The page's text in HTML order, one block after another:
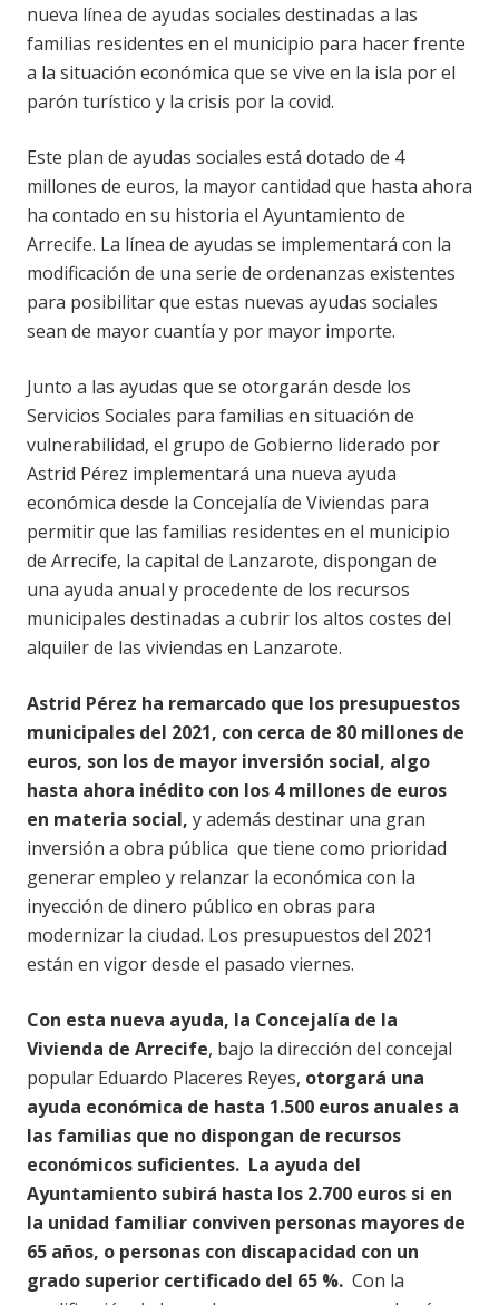
nueva línea de ayudas sociales destinadas a las
familias residentes en el municipio para hacer frente
a la situación económica que se vive en la isla por el
parón turístico y la crisis por la covid.
Este plan de ayudas sociales está dotado de 4
millones de euros, la mayor cantidad que hasta ahora
ha contado en su historia el Ayuntamiento de
Arrecife. La línea de ayudas se implementará con la
modificación de una serie de ordenanzas existentes
para posibilitar que estas nuevas ayudas sociales
sean de mayor cuantía y por mayor importe.
Junto a las ayudas que se otorgarán desde los
Servicios Sociales para familias en situación de
vulnerabilidad, el grupo de Gobierno liderado por
Astrid Pérez implementará una nueva ayuda
económica desde la Concejalía de Viviendas para
permitir que las familias residentes en el municipio
de Arrecife, la capital de Lanzarote, dispongan de
una ayuda anual y procedente de los recursos
municipales destinadas a cubrir los altos costes del
alquiler de las viviendas en Lanzarote.
Astrid Pérez ha remarcado que los presupuestos
municipales del 2021, con cerca de 80 millones de
euros, son los de mayor inversión social, algo
hasta ahora inédito con los 4 millones de euros
en materia social, y además destinar una gran
inversión a obra pública que tiene como prioridad
generar empleo y relanzar la económica con la
inyección de dinero público en obras para
modernizar la ciudad. Los presupuestos del 2021
están en vigor desde el pasado viernes.
Con esta nueva ayuda, la Concejalía de la
Vivienda de Arrecife, bajo la dirección del concejal
popular Eduardo Placeres Reyes, otorgará una
ayuda económica de hasta 1.500 euros anuales a
las familias que no dispongan de recursos
económicos suficientes. La ayuda del
Ayuntamiento subirá hasta los 2.700 euros si en
la unidad familiar conviven personas mayores de
65 años, o personas con discapacidad con un
grado superior certificado del 65 %. Con la